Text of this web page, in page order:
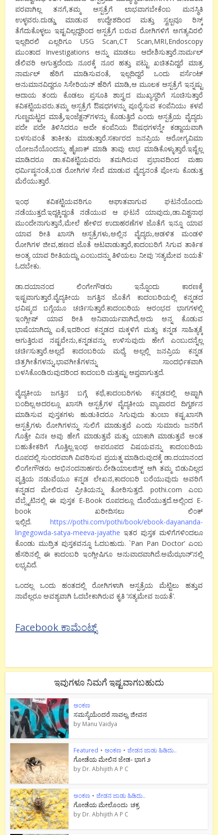
ಪರವಾಗಿಲ್ಲ ತನಗೆ,ತಮ್ಮ ಆಸ್ಪತ್ರೆಗೆ ಲಾಭವಾಗಬೇಕೆಂಬ ಮನಸ್ಥಿತಿ
ಉಳ್ಳವರು.ದುಡ್ಡು ಮಾಡುವ ಉದ್ದೇಶದಿಂದ ಮತ್ತು ಸ್ವಲ್ಪವೂ ರಿಸ್ಕ್
ತೆಗೆದುಕೊಳ್ಳಲು ಇಷ್ಟವಿಲ್ಲದ್ದರಿಂದ ಆಸ್ಪತ್ರೆಗೆ ಬರುವ ರೋಗಿಗಳಿಗೆ ಅಗತ್ಯವಿರಲಿ
ಇಲ್ಲದಿರಲಿ ಎಲ್ಲರಿಗೂ USG Scan,CT Scan,MRI,Endoscopy
ಮುಂತಾದ Investigations ಅನ್ನು ಮಾಡಲು ಆದೇಶಿಸುತ್ತಾರೆ.ನಾರ್ಮಲ್
ಡೆಲಿವರಿ ಆಗುತ್ತದೆಂದು ನೂರಕ್ಕೆ ನೂರ ಹತ್ತು ಪಟ್ಟು ಖಚಿತವಿದ್ದರೆ ಮಾತ್ರ
ನಾರ್ಮಲ್ ಹೆರಿಗೆ ಮಾಡಿಸುವಂತೆ, ಇಲ್ಲದಿದ್ದರೆ ಒಂದು ಪರ್ಸೆಂಟ್
ಅನುಮಾನವಿದ್ದರೂ ಸಿಸೇರಿಯನ್ ಹೆರಿಗೆ ಮಾಡಿ,ಆ ಮೂಲಕ ಆಸ್ಪತ್ರೆಗೆ ಇನ್ನಷ್ಟು
ಆದಾಯ ತಂದು ಕೊಡಲು ಪ್ರಸೂತಿ ಶಾಸ್ತ್ರದ ಮುಖ್ಯಸ್ಥರಿಗೆ ಸೂಚಿಸುತ್ತಾರೆ
ಕವಿಕಟ್ಟಿಯವರು.ತಮ್ಮ ಆಸ್ಪತ್ರೆಗೆ ಔಷಧಗಳನ್ನು ಪೂರೈಸುವ ಕಂಪೆನಿಯು ಕಳಪೆ
ಗುಣ್ಣಮಟ್ಟದ ಮಾತ್ರೆ,ಇಂಜೆಕ್ಷನ್’ಗಳನ್ನು ಕೊಡುತ್ತಿದೆ ಎಂದು ಆಸ್ಪತ್ರೆಯ ವೈದ್ಯರು
ಪದೇ ಪದೇ ತಿಳಿಸಿದರೂ ಅದೇ ಕಂಪೆನಿಯ ಔಷಧಗಳನ್ನೇ ಕಡ್ದಾಯವಾಗಿ
ಬಳಸುವಂತೆ ತಾಕೀತು ಮಾಡುತ್ತಾರೆ.ಸರ್ಕಾರದ ಜನಪ್ರಿಯ ಆರೋಗ್ಯವಿಮಾ
ಯೋಜನೆಯೊಂದನ್ನು ಹೈಜಾಕ್ ಮಾಡಿ ತಾವು ಲಾಭ ಮಾಡಿಕೊಳ್ಳುತ್ತಾರೆ.ಇಷ್ಟೆಲ್ಲ
ಮಾಡಿದರೂ ಡಾ.ಕವಿಕಟ್ಟಿಯವರು ತಮಗಿರುವ ಪ್ರಭಾವದಿಂದ ಮಹಾ
ಧರ್ಮಿಷ್ಠನಂತೆ,ಬಡ ರೋಗಿಗಳ ಸೇವೆ ಮಾಡುವ ವೈದ್ಯನಂತೆ ಪೋಸು ಕೊಡುತ್ತ
ಮೆರೆಯುತ್ತಾರೆ.
ಇಂಥ ಕವಿಕಟ್ಟಿಯವರಿಗೂ ಆಘಾತವಾಗುವ ಘಟನೆಯೊಂದು
ನಡೆಯುತ್ತದೆ.ಇದ್ದಕ್ಕಿದ್ದಂತೆ ನಡೆಯುವ ಆ ಘಟನೆ ಯಾವುದು,ಡಾ.ವಿಶ್ವನಾಥ
ಮುಂದೇನಾಗುತ್ತಾನೆ,ಮೇಲೆ ಹೇಳಿದ ಉದಾಹರಣೆಗಳ ಜೊತೆಗೆ ಇನ್ನೂ ಯಾವ
ಯಾವ ರೀತಿ ಖಾಸಗಿ ಆಸ್ಪತ್ರೆಗಳು,ಅಲ್ಲಿನ ವೈದ್ಯರು,ಆಡಳಿತ ಮಂಡಳಿ
ರೋಗಿಗಳ ಜೀವ,ಹಣದ ಜೊತೆ ಆಟವಾಡುತ್ತಾರೆ,ಕಾದಂಬರಿಗೆ ಸಿಗುವ ತಾರ್ಕಿಕ
ಅಂತ್ಯ ಯಾವ ರೀತಿಯದ್ದು ಎಂಬುದನ್ನು ತಿಳಿಯಲು ನೀವು ‘ಸತ್ಯಮೇವ ಜಯತೆ’
ಓದಬೇಕು.
ಡಾ.ದಯಾನಂದ ಲಿಂಗೇಗೌಡರು ಇನ್ನೊಂದು ಕಾರಣಕ್ಕೆ
ಇಷ್ಟವಾಗುತ್ತಾರೆ.ವೈದ್ಯಕೀಯ ಜಗತ್ತಿನ ಜೊತೆಗೆ ಕಾದಂಬರಿಯಲ್ಲಿ ಕನ್ನಡದ
ಭವಿಷ್ಯದ ಬಗ್ಗೆಯೂ ಚರ್ಚಿಸುತ್ತಾರೆ.ಕಾದಂಬರಿಯ ಆರಂಭದ ಭಾಗಗಳಲ್ಲಿ
ಇಂಗ್ಲೀಷ್ ಯಾವ ರೀತಿ ಅನಿವಾರ್ಯವಾಗಿದೆ,ಅದು ಅನ್ನ ಕೊಡುವ
ಭಾಷೆಯಾಗಿದ್ದು ಏಕೆ,ಇದರಿಂದ ಕನ್ನಡದ ಮಕ್ಕಳಿಗೆ ಮತ್ತು ಕನ್ನಡ ಸಾಹಿತ್ಯಕ್ಕೆ
ಆಗುತ್ತಿರುವ ನಷ್ಟವೇನು,ಕನ್ನಡವನ್ನು ಉಳಿಸುವುದು ಹೇಗೆ ಎಂಬುದನ್ನೆಲ್ಲ
ಚರ್ಚಿಸುತ್ತಾರೆ.ಅಲ್ಲದೆ ಕಾದಂಬರಿಯ ಮಧ್ಯೆ ಅಲ್ಲಲ್ಲಿ ಜನಪ್ರಿಯ ಕನ್ನಡ
ಚಿತ್ರಗೀತೆಗಳನ್ನು,ಭಾವಗೀತೆಗಳನ್ನು ಸಾಂದರ್ಭಿಕವಾಗಿ
ಬಳಸಿಕೊಂಡಿರುವುದರಿಂದ ಕಾದಂಬರಿ ಮತ್ತಷ್ಟು ಆಪ್ತವಾಗುತ್ತದೆ.
ವೈದ್ಯಕೀಯ ಜಗತ್ತಿನ ಬಗ್ಗೆ ಕಥೆ,ಕಾದಂಬರಿಗಳು ಕನ್ನಡದಲ್ಲಿ ಅಷ್ಟಾಗಿ
ಬಂದಿಲ್ಲ.ಅದರಲ್ಲೂ ಖಾಸಗಿ ಆಸ್ಪತ್ರೆಗಳ ವೈದ್ಯಕೀಯ ವ್ಯಾಪಾರದ ದಿಗ್ದರ್ಶನ
ಮಾಡಿಸುವ ಪುಸ್ತಕಗಳು ಹುಡುಕಿದರೂ ಸಿಗುವುದು ತುಂಬಾ ಕಷ್ಟ.ಖಾಸಗಿ
ಆಸ್ಪತ್ರೆಗಳು ರೋಗಿಗಳನ್ನು ಸುಲಿಗೆ ಮಾಡುತ್ತವೆ ಎಂದು ಸುಮಾರು ಜನರಿಗೆ
ಗೊತ್ತೇ ವಿನಃ ಅವು ಹೇಗೆ ಮಾಡುತ್ತವೆ ಮತ್ತು ಯಾಕಾಗಿ ಮಾಡುತ್ತವೆ ಅಂತ
ಬಹುತೇಕರಿಗೆ ಗೊತ್ತಿಲ್ಲ.ಇಂಥ ಅಪರೂಪದ ವಿಷಯವನ್ನು ಕಾದಂಬರಿಯ
ರೂಪದಲ್ಲಿ ಸುಂದರವಾಗಿ ವಿವರಿಸುವ ಪ್ರಯತ್ನ ಮಾಡಿರುವುದಕ್ಕೆ ಡಾ.ದಯಾನಂದ
ಲಿಂಗೇಗೌಡರು ಅಭಿನಂದನಾರ್ಹರು.ರೇಡಿಯಾಲಜಿಸ್ಟ್ ಆಗಿ ತಮ್ಮ ಬಿಡುವಿಲ್ಲದ
ವೃತ್ತಿಯ ನಡುವೆಯೂ ಕನ್ನಡ ಲೇಖನ,ಕಾದಂಬರಿ ಬರೆಯುವುದು ಅವರಿಗೆ
ಕನ್ನಡದ ಮೇಲಿರುವ ಪ್ರೀತಿಯನ್ನು ತೋರಿಸುತ್ತದೆ. pothi.com ಎಂಬ
ವೆಬ್ಸೈಟಿನಲ್ಲಿ ಈ ಪುಸ್ತಕ E-Book ರೂಪದಲ್ಲೂ ದೊರೆಯುತ್ತದೆ.ಅಲ್ಲಿಂದ E-
book ಖರೀದಿಸಲು ಲಿಂಕ್
ಇಲ್ಲಿದೆ. https://pothi.com/pothi/book/ebook-dayananda-
lingegowda-satya-meeva-jayatheಇತರ ಪುಸ್ತಕ ಮಳಿಗೆಗಳಿಂದಲೂ
ಕೊಂಡು ಮುದ್ರಿತ ಪುಸ್ತಕವನ್ನೂ ಓದಬಹುದು. `Pan Pan Doctor’ ಎಂಬ
ಹೆಸರಿನಲ್ಲಿ ಈ ಕಾದಂಬರಿ ಇಂಗ್ಲೀಷಿಗೂ ಅನುವಾದವಾಗಿದೆ.ಅಮೆಝಾನ್’ನಲ್ಲಿ
ಲಭ್ಯವಿದೆ.
ಒಂದಲ್ಲ ಒಂದು ಹಂತದಲ್ಲಿ ರೋಗಿಗಳಾಗಿ ಆಸ್ಪತ್ರೆಯ ಮೆಟ್ಟಿಲು ಹತ್ತುವ
ನಾವೆಲ್ಲರೂ ಅವಶ್ಯವಾಗಿ ಓದಬೇಕಾಗಿರುವ ಕೃತಿ ‘ಸತ್ಯಮೇವ ಜಯತೆ’.
Facebook ಕಾಮೆಂಟ್ಸ್
ಇವುಗಳೂ ನಿಮಗೆ ಇಷ್ಟವಾಗಬಹುದು
ಅಂಕಣ
ಸಮಸ್ಯೆಯೆಂದರೆ ಸಾವಲ್ಲ, ಜೀವನ
by Manu Vaidya
Featured • ಅಂಕಣ • ಜೇಡನ ಜಾಡು ಹಿಡಿದು..
ಗೋಡೆಯ ಮೇಲಿನ ಜೇಡ- ಭಾಗ ೨
by Dr. Abhijith A P C
ಅಂಕಣ • ಜೇಡನ ಜಾಡು ಹಿಡಿದು..
ಗೋಡೆಯ ಮೇಲೊಂದು ಚಕ್ರ
by Dr. Abhijith A P C